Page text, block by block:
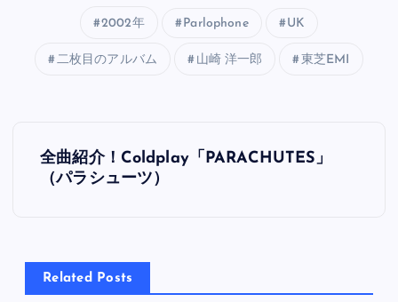
2002年 Parlophone UK
二枚目のアルバム 山崎 洋一郎 東芝EMI
投
ビ
全曲紹介！Coldplay「PARACHUTES」
（パラシューツ）
Related Posts